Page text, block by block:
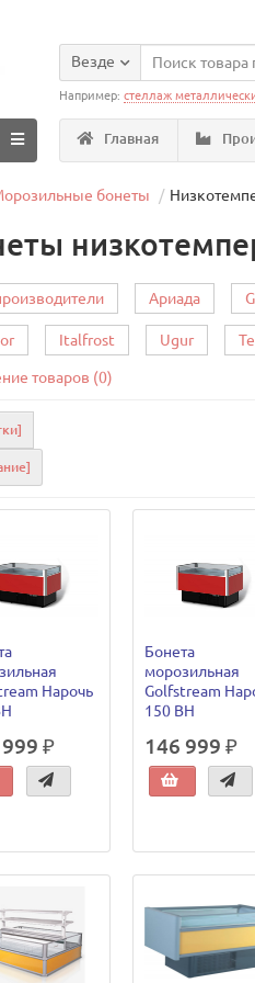
Везде
Например:стеллаж
Главная
бонеты
Ариада
Italfrost Ugur
товаров (0)
Нарочь
₽
Бонета
морозильная
Golfstream
150 ВН
146 999 ₽